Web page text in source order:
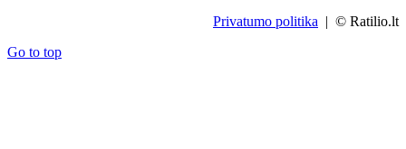
Privatumo politika | © Ratilio.lt
Go to top